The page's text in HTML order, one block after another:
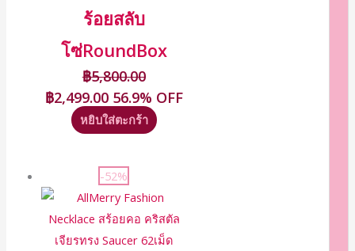
ร้อยสลับ
โซ่RoundBox
฿5,800.00
฿2,499.00 56.9% OFF
หยิบใส่ตะกร้า
-52%